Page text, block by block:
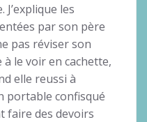
J’explique les
par son père
pas réviser son
à le voir en cachette,
elle reussi à
portable confisqué
faire des devoirs